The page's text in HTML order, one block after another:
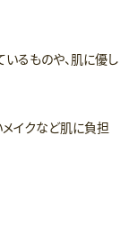
るものや、肌に優し
メイクなど肌に負担